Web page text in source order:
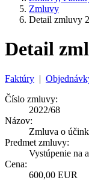
Zmluvy
Detail zmluvy
Detail
Faktúry |
Číslo zmluvy:
2022/68
Názov:
Zmluva o
Predmet zmluvy:
Vystúpenie na
Cena:
600,00 EUR